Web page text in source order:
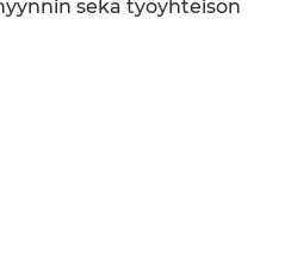
sekä työyhteisön